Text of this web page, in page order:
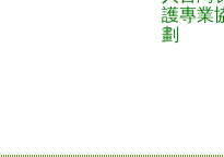
護專業
劃